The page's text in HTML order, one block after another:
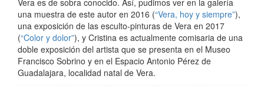
Vera es de sobra conocido. Así, pudimos ver en la galería
una muestra de este autor en 2016 (“Vera, hoy y siempre”),
una exposición de las esculto-pinturas de Vera en 2017
(“Color y dolor”), y Cristina es actualmente comisaria de una
doble exposición del artista que se presenta en el Museo
Francisco Sobrino y en el Espacio Antonio Pérez de
Guadalajara, localidad natal de Vera.